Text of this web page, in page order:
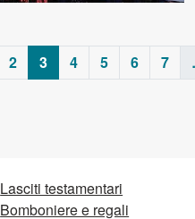
2 3 4 5 6 7
Lasciti testamentari
Bomboniere e regali